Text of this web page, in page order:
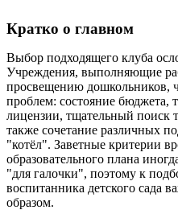
Кратко о главном
Выбор подходящего клуба
Учреждения, выполняющие
просвещению дошкольников,
проблем: состояние бюджета,
лицензии, тщательный поиск
также сочетание различных
"котёл". Заветные критерии
образовательного плана
"для галочки", поэтому к
воспитанника детского сада
образом.